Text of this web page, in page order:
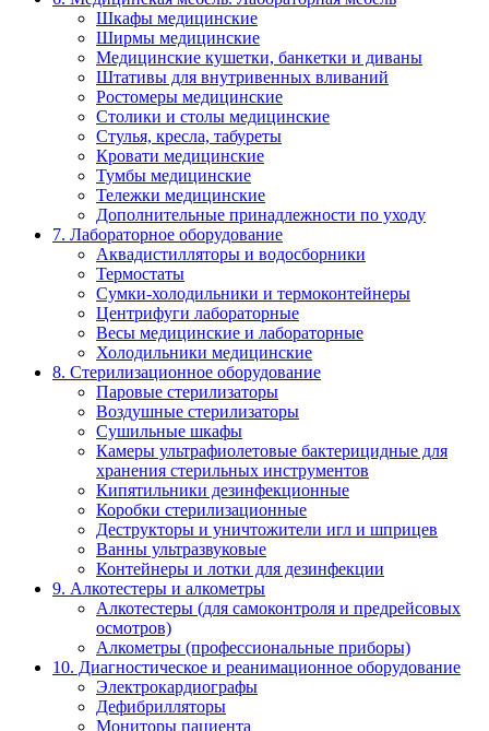
Шкафы медицинские
Ширмы медицинские
Медицинские кушетки, банкетки и диваны
Штативы для внутривенных вливаний
Ростомеры медицинские
Столики и столы медицинские
Стулья, кресла, табуреты
Кровати медицинские
Тумбы медицинские
Тележки медицинские
Дополнительные принадлежности по уходу
7. Лабораторное оборудование
Аквадистилляторы и водосборники
Термостаты
Сумки-холодильники и термоконтейнеры
Центрифуги лабораторные
Весы медицинские и лабораторные
Холодильники медицинские
8. Стерилизационное оборудование
Паровые стерилизаторы
Воздушные стерилизаторы
Сушильные шкафы
Камеры ультрафиолетовые бактерицидные для
хранения стерильных инструментов
Кипятильники дезинфекционные
Коробки стерилизационные
Деструкторы и уничтожители игл и шприцев
Ванны ультразвуковые
Контейнеры и лотки для дезинфекции
9. Алкотестеры и алкометры
Алкотестеры (для самоконтроля и предрейсовых
осмотров)
Алкометры (профессиональные приборы)
10. Диагностическое и реанимационное оборудование
Электрокардиографы
Дефибрилляторы
Мониторы пациента